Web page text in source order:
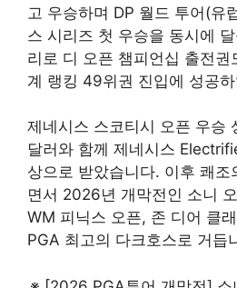
고 우승하며 DP 월드 투어(유
스 시리즈 첫 우승을 동시에
리로 디 오픈 챔피언십 출전권
계 랭킹 49위권 진입에 성공
제네시스 스코티시 오픈 우승
달러와 함께 제네시스
상으로 받았습니다. 이후 쾌
면서 2026년 개막전인 소니
WM 피닉스 오픈, 존 디어 클
PGA 최고의 다크호스로 거듭